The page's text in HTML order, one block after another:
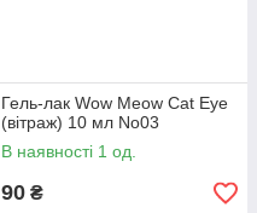
Гель-лак Wow Meow Cat Eye
(вітраж) 10 мл No03
В наявності 1 од.
90 ₴